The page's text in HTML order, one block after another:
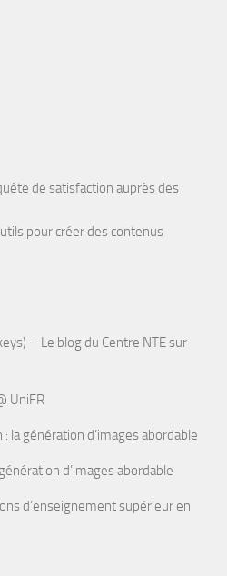
de satisfaction auprès des
pour créer des contenus
– Le blog du Centre NTEsur
UniFR
la génération d’images abordable
d’images abordable
d’enseignement supérieur en